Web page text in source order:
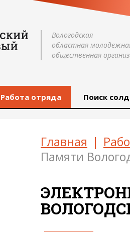
Вологодская
областная
общественная
Работа отряда Поиск
Главная |
Памяти